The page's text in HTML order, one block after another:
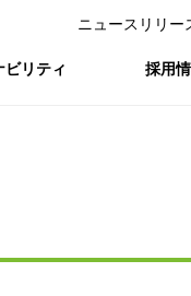
グルー
室
お問
ビリティ
（社会）
採用
アルムナイ採用サイト
ニュースリリー